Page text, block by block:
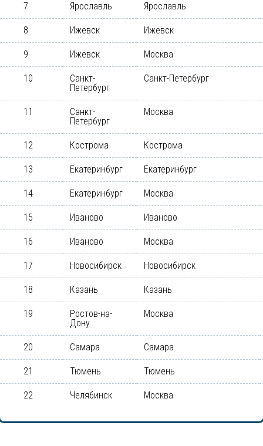
7 Ярославль Ярославль
8 Ижевск Ижевск
9 Ижевск Москва
10
Санкт-
Петербург
Санкт-Петербург
11
Санкт-
Петербург
Москва
12 Кострома Кострома
13 Екатеринбург Екатеринбург
14 Екатеринбург Москва
15 Иваново Иваново
16 Иваново Москва
17 Новосибирск Новосибирск
18 Казань Казань
19
Ростов-на-
Дону
Москва
20 Самара Самара
21 Тюмень Тюмень
22 Челябинск Москва